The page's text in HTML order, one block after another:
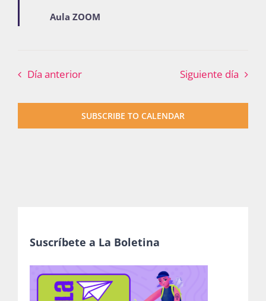
Aula ZOOM
Día anterior Siguiente día
SUBSCRIBE TO CALENDAR
Suscríbete a La Boletina